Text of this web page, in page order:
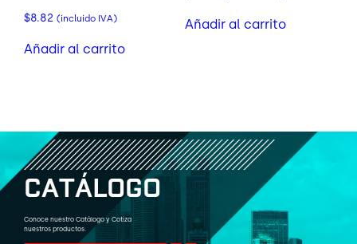
$8.82 (incluido IVA)
Añadir al carrito
Añadir al carrito
CATÁLOGO
Conoce nuestro Catálogo y Cotiza
nuestros productos.